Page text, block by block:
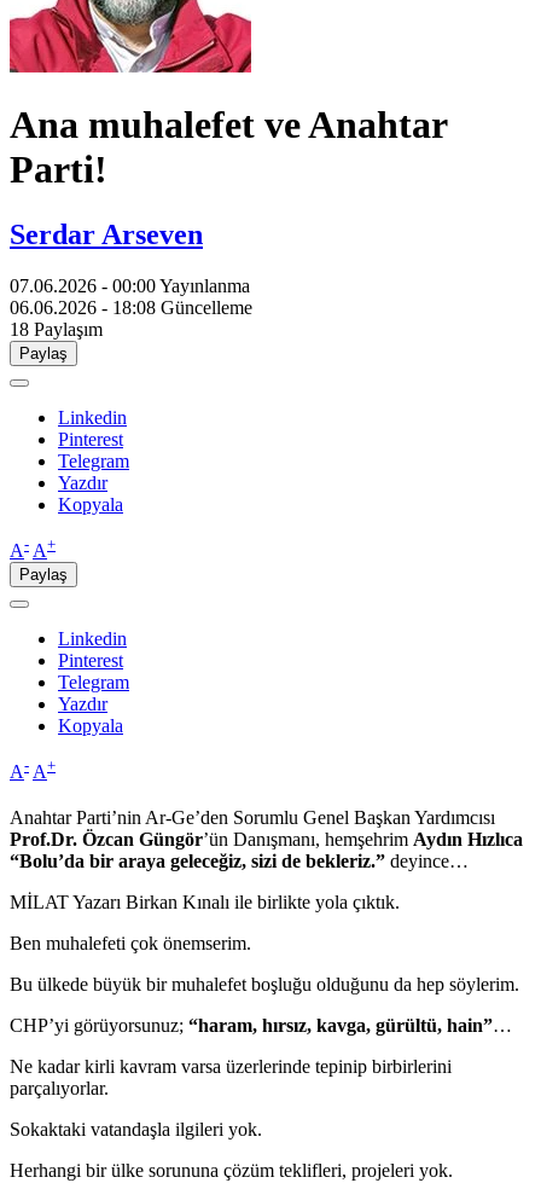
Ana muhalefet ve Anahtar
Parti!
Serdar Arseven
07.06.2026 - 00:00Yayınlanma
06.06.2026 - 18:08 Güncelleme
18 Paylaşım
Paylaş
Linkedin
Pinterest
Telegram
Yazdır
Kopyala
A- A+
Paylaş
Linkedin
Pinterest
Telegram
Yazdır
Kopyala
A- A+
Anahtar Parti’nin Ar-Ge’den Sorumlu Genel Başkan Yardımcısı
Prof.Dr. Özcan Güngör’ün Danışmanı, hemşehrim Aydın Hızlıca
“Bolu’da bir araya geleceğiz, sizi de bekleriz.” deyince…
MİLAT Yazarı Birkan Kınalı ile birlikte yola çıktık.
Ben muhalefeti çok önemserim.
Bu ülkede büyük bir muhalefet boşluğu olduğunu da hep söylerim.
CHP’yi görüyorsunuz; “haram, hırsız, kavga, gürültü, hain”…
Ne kadar kirli kavram varsa üzerlerinde tepinip birbirlerini
parçalıyorlar.
Sokaktaki vatandaşla ilgileri yok.
Herhangi bir ülke sorununa çözüm teklifleri, projeleri yok.